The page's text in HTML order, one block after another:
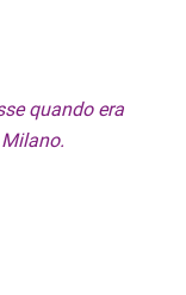
quando era